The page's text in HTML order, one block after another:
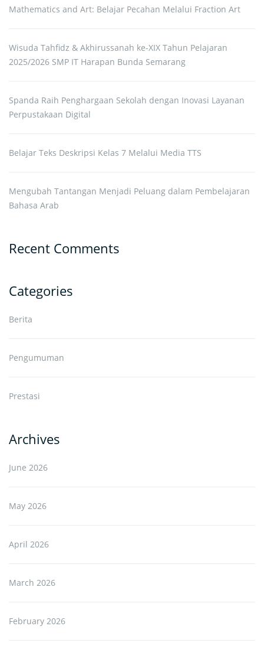
Mathematics and Art: Belajar Pecahan Melalui Fraction Art
Wisuda Tahfidz & Akhirussanah ke-XIX Tahun Pelajaran
2025/2026 SMP IT Harapan Bunda Semarang
Spanda Raih Penghargaan Sekolah dengan Inovasi Layanan
Perpustakaan Digital
Belajar Teks Deskripsi Kelas 7 Melalui Media TTS
Mengubah Tantangan Menjadi Peluang dalam Pembelajaran
Bahasa Arab
Recent Comments
Categories
Berita
Pengumuman
Prestasi
Archives
June 2026
May 2026
April 2026
March 2026
February 2026